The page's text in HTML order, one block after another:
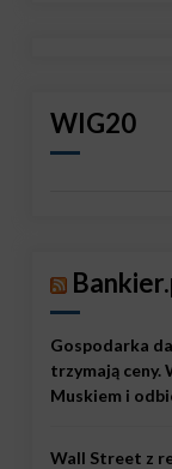
WIG20
Gospodarka
trzymają ceny.
Muskiem i
Wall Street z